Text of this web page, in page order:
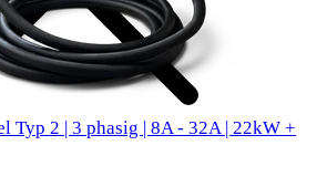
Typ 2 | 3 phasig | 8A - 32A | 22kW +